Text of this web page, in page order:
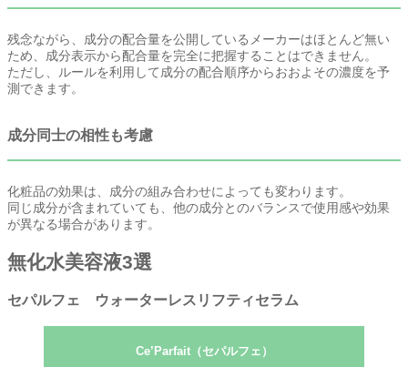
残念ながら、成分の配合量を公開しているメーカーはほとんど無い
ため、成分表示から配合量を完全に把握することはできません。
ただし、ルールを利用して成分の配合順序からおおよその濃度を予
測できます。
成分同士の相性も考慮
化粧品の効果は、成分の組み合わせによっても変わります。
同じ成分が含まれていても、他の成分とのバランスで使用感や効果
が異なる場合があります。
無化水美容液3選
セパルフェ ウォーターレスリフティセラム
Ce’Parfait（セパルフェ）